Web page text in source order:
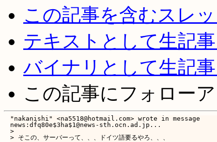
この記事を含むスレ
テキストとして生記
バイナリとして生記
この記事にフォロー
"nakanishi" <na5518@hotmail.com> wrote in message
news:dfq80e$3ha$1@news-sth.ocn.ad.jp...
>
> そこの、サーバーって、、、ドイツ語要るやろ、、、